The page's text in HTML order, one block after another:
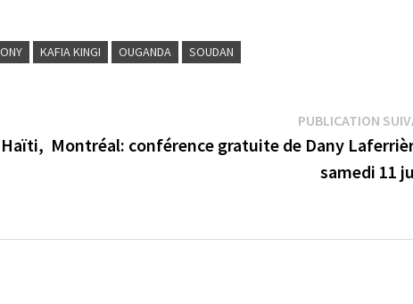
KAFIA KINGI OUGANDA SOUDAN
PUBLICATION
Montréal: conférence gratuite de Dany
samedi 11